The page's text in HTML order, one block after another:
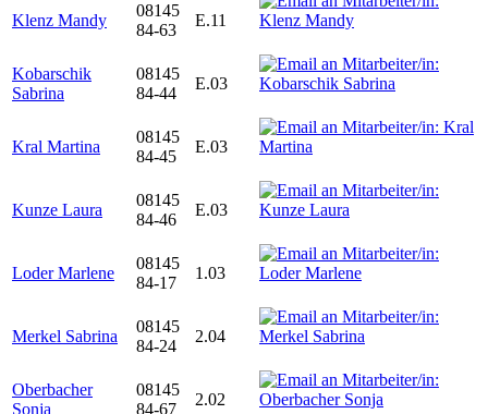
Klenz Mandy
08145
84-63
E.11
Kobarschik
Sabrina
08145
84-44
E.03
Kral Martina
08145
84-45
E.03
Kunze Laura
08145
84-46
E.03
Loder Marlene
08145
84-17
1.03
Merkel Sabrina
08145
84-24
2.04
Oberbacher
Sonja
08145
84-67
2.02